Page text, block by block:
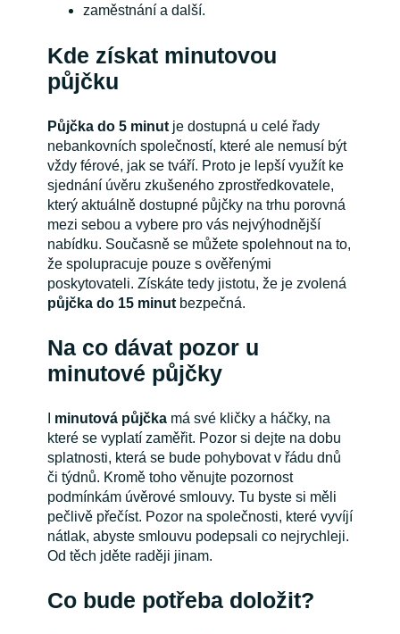
zaměstnání a další.
Kde získat minutovou
půjčku
Půjčka do 5 minutje dostupná u celé řady
nebankovních společností, které ale nemusí být
vždy férové, jak se tváří. Proto je lepší využít ke
sjednání úvěru zkušeného zprostředkovatele,
který aktuálně dostupné půjčky na trhu porovná
mezi sebou a vybere pro vás nejvýhodnější
nabídku. Současně se můžete spolehnout na to,
že spolupracuje pouze s ověřenými
poskytovateli. Získáte tedy jistotu, že je zvolená
půjčka do 15 minutbezpečná.
Na co dávat pozor u
minutové půjčky
minutová půjčkamá své kličky a háčky, na
které se vyplatí zaměřit. Pozor si dejte na dobu
splatnosti, která se bude pohybovat v řádu dnů
či týdnů. Kromě toho věnujte pozornost
podmínkám úvěrové smlouvy. Tu byste si měli
pečlivě přečíst. Pozor na společnosti, které vyvíjí
nátlak, abyste smlouvu podepsali co nejrychleji.
Od těch jděte raději jinam.
Co bude potřeba doložit?